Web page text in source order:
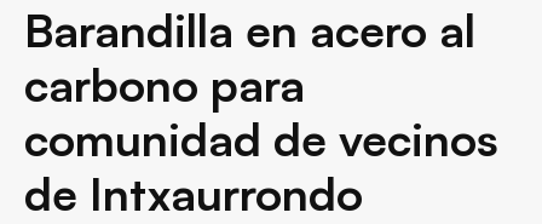
Barandilla en acero al
carbono para
comunidad de vecinos
de Intxaurrondo